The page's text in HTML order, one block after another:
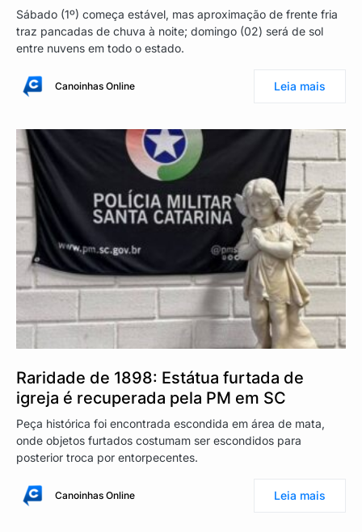
Sábado (1º) começa estável, mas aproximação de frente fria
traz pancadas de chuva à noite; domingo (02) será de sol
entre nuvens em todo o estado.
Canoinhas Online Leia mais
Raridade de 1898: Estátua furtada de
igreja é recuperada pela PM em SC
Peça histórica foi encontrada escondida em área de mata,
onde objetos furtados costumam ser escondidos para
posterior troca por entorpecentes.
Canoinhas Online Leia mais